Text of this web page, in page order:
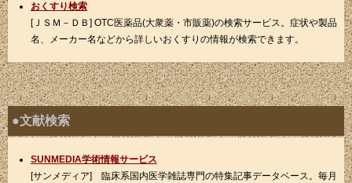
おくすり検索
[ＪＳＭ－ＤＢ] OTC医薬品(大衆薬・市販薬)の検索サービス。症状や製品
名、メーカー名などから詳しいおくすりの情報が検索できます。
●文献検索
SUNMEDIA学術情報サービス
[サンメディア] 臨床系国内医学雑誌専門の特集記事データベース。毎月